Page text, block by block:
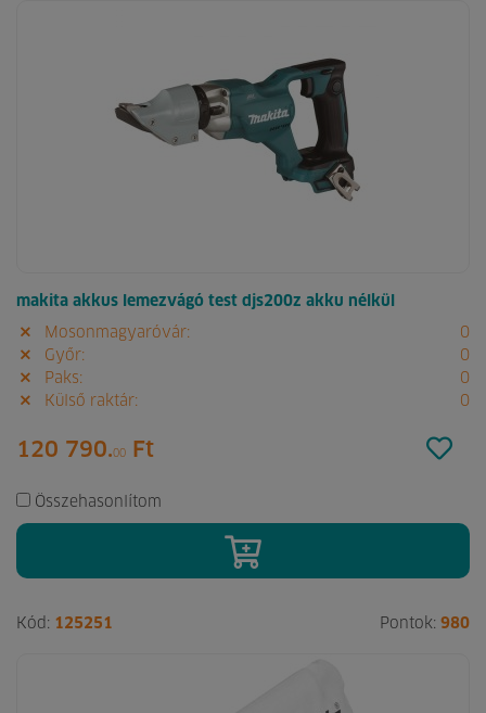
makita akkus lemezvágó test djs200z akku nélkül
Mosonmagyaróvár:
0
Győr:
0
Paks:
0
Külső raktár:
0
120 790.00 Ft
Összehasonlítom
Kód: 125251 Pontok: 980